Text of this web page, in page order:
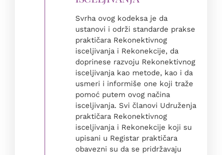
Svrha ovog kodeksa je da
ustanovi i održi standarde prakse
praktičara Rekonektivnog
isceljivanja i Rekonekcije, da
doprinese razvoju Rekonektivnog
isceljivanja kao metode, kao i da
usmeri i informiše one koji traže
pomoć putem ovog načina
isceljivanja. Svi članovi Udruženja
praktičara Rekonektivnog
isceljivanja i Rekonekcije koji su
upisani u Registar praktičara
obavezni su da se pridržavaju